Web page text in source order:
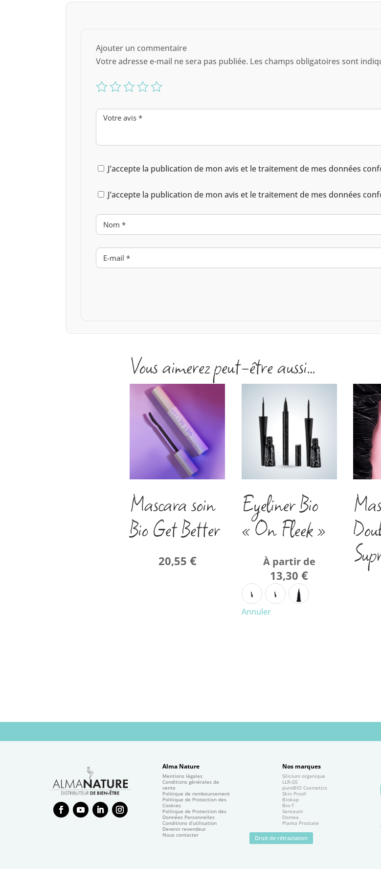
Ajouter un commentaire
Votre adresse e-mail ne sera pas publiée. Les champs obligatoires sont
J’accepte la publication de mon avis et le traitement de mes données
J’accepte la publication de mon avis et le traitement de mes données
Vous aimerez peut-être aussi…
Mascara soin
Bio Get Better
20,55 €
Eyeliner Bio
« On Fleek »
À partir de
13,30€
Annuler
Alma Nature
Mentions légales
Conditions générales de
vente
Politique de remboursement
Politique de Protection des
Cookies
Politique de Protection des
Données Personnelles
Conditions d’utilisation
Devenir revendeur
Nous contacter
Nos marques
Silicium organique
LLR-G5
puroBIO Cosmetics
Skin Proof
Biokap
Bio-T
Sereaum
Domea
Planta Prostate
Droit de rétractation